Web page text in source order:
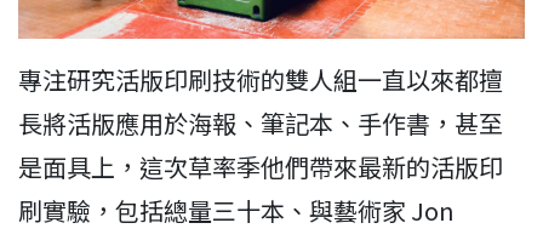
專注研究活版印刷技術的雙人組一直以來都擅
長將活版應用於海報、筆記本、手作書，甚至
是面具上，這次草率季他們帶來最新的活版印
刷實驗，包括總量三十本、與藝術家 Jon